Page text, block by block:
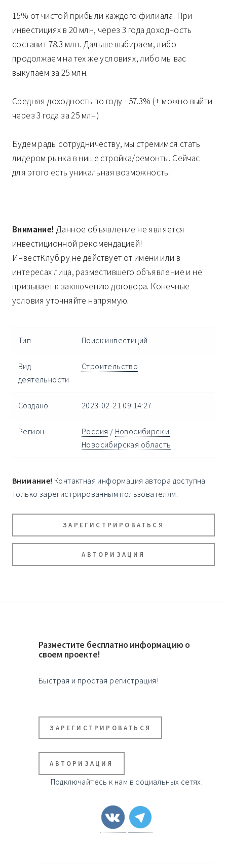
15% от чистой прибыли каждого филиала. При
инвестициях в 20 млн, через 3 года доходность
составит 78.3 млн. Дальше выбираем, либо
продолжаем на тех же условиях, либо мы вас
выкупаем за 25 млн.
Средняя доходность по году - 57.3% (+ можно выйти
через 3 года за 25 млн)
Будем рады сотрудничеству, мы стремимся стать
лидером рынка в нише стройка/ремонты. Сейчас
для этого есть уникальная возможность!
Внимание! Данное объявление не является
инвестиционной рекомендацией!
ИнвестКлуб.ру не действует от имени или в
интересах лица, разместившего объявление и не
призывает к заключению договора. Конечные
условия уточняйте напрямую.
Тип Поиск инвестиций
Вид
деятельности
Строительство
Создано 2023-02-21 09:14:27
Регион Россия / Новосибирск и
Новосибирская область
Внимание! Контактная информация автора доступна
только зарегистрированным пользователям.
ЗАРЕГИСТРИРОВАТЬСЯ
АВТОРИЗАЦИЯ
Разместите бесплатно информацию о
своем проекте!
Быстрая и простая регистрация!
ЗАРЕГИСТРИРОВАТЬСЯ
АВТОРИЗАЦИЯ
Подключайтесь к нам в социальных сетях: